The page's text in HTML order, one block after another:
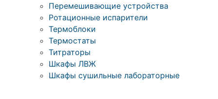
Перемешивающие устройства
Ротационные испарители
Термоблоки
Термостаты
Титраторы
Шкафы ЛВЖ
Шкафы сушильные лабораторные